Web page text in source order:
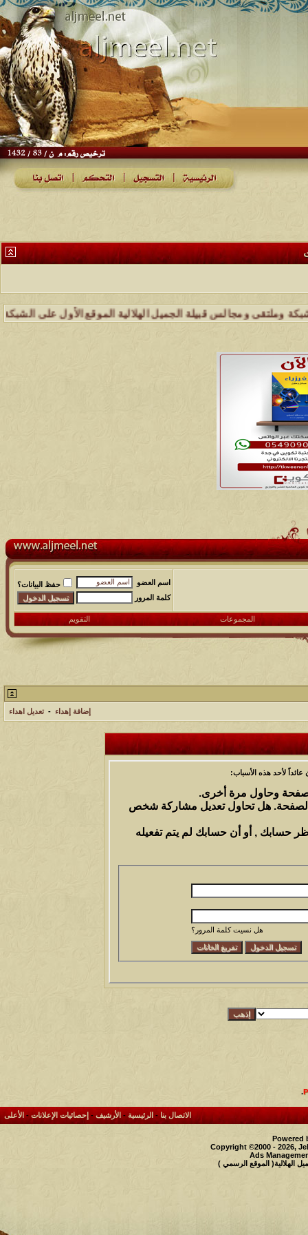
ومجالس قبيلة الجميل الهلالية الموقع الأول على الشبكة
اسم العضو
حفظ البيانات؟
كلمة المرور
المجموعات التقويم
إضافة إهداء - تعديل اهداء
لأحد هذه الأسباب:
وحاول مرة أخرى.
الصفحة. هل تحاول تعديل مشاركة شخص
حسابك , أو أن حسابك لم يتم تفعيله
هل نسيت كلمة المرور؟
.
الاتصال بنا- الرئيسية-الأرشيف- إحصائيات الإعلانات- الأعلى
Powered
Copyright ©2000 - 2026,
Ads
الهلالية( الموقع الرسمي )